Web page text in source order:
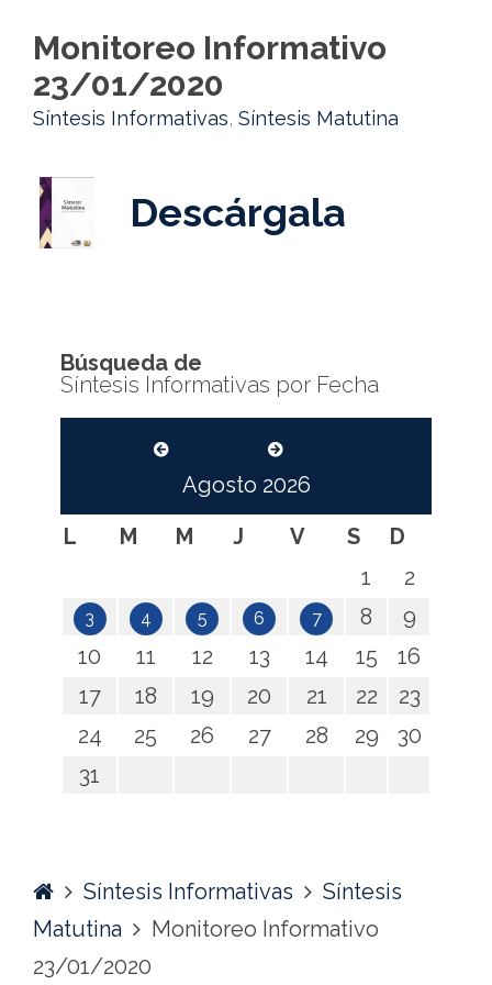
Monitoreo Informativo
23/01/2020
Síntesis Informativas, Síntesis Matutina
Descárgala
Búsqueda de
Síntesis Informativas por Fecha
Agosto 2026
L
M M J V S
D
1
2
3 4 5 6 7 8
9
10
11 12 13 14 15
16
17
18 19 20 21 22
23
24
25 26 27 28 29
30
31
HomeSíntesis Informativas
Síntesis
Matutina
Monitoreo Informativo
23/01/2020